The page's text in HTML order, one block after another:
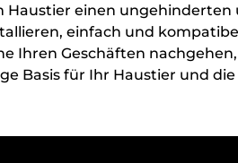
Haustier einen
einfach und
Ihren Geschäften
Basis für Ihr Haustier und